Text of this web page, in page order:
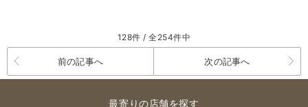
128件 / 全254件中
前の記事へ 次の記事へ
最寄りの店舗を探す